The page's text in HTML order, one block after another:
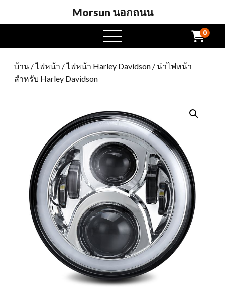
Morsun นอกถนน
เปิด
เมนู
0
บ้าน /ไฟหน้า /ไฟหน้า Harley Davidson / นำไฟหน้า
สำหรับ Harley Davidson